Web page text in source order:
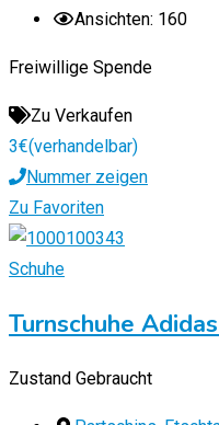
Ansichten: 160
Freiwillige Spende
Zu Verkaufen
3€(verhandelbar)
Nummer zeigen
Zu Favoriten
Schuhe
Turnschuhe
Zustand Gebraucht